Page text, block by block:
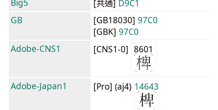
Big5 [共通] D9C1
GB
[GB18030] 97C0
[GBK] 97C0
Adobe-CNS1
[CNS1-0] 8601
Adobe-Japan1 [Pro] (aj4) 14643